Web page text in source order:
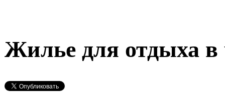
Жилье для отдыха в